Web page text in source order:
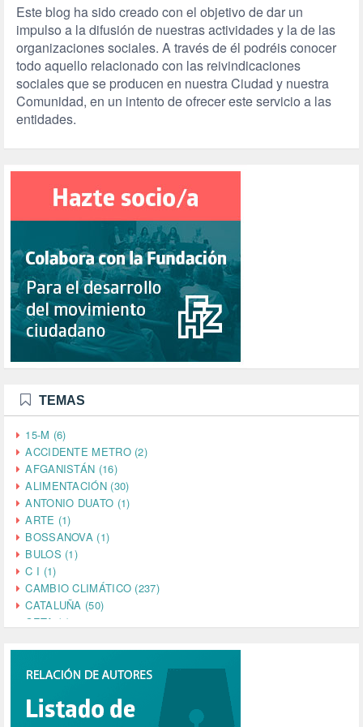
Este blog ha sido creado con el objetivo de dar un
impulso a la difusión de nuestras actividades y la de las
organizaciones sociales. A través de él podréis conocer
todo aquello relacionado con las reivindicaciones
sociales que se producen en nuestra Ciudad y nuestra
Comunidad, en un intento de ofrecer este servicio a las
entidades.
TEMAS
15-M (6)
ACCIDENTE METRO (2)
AFGANISTÁN (16)
ALIMENTACIÓN (30)
ANTONIO DUATO (1)
ARTE (1)
BOSSANOVA (1)
BULOS (1)
C I (1)
CAMBIO CLIMÁTICO (237)
CATALUÑA (50)
CETA (2)
CINE (35)
COMPROMISO (2)